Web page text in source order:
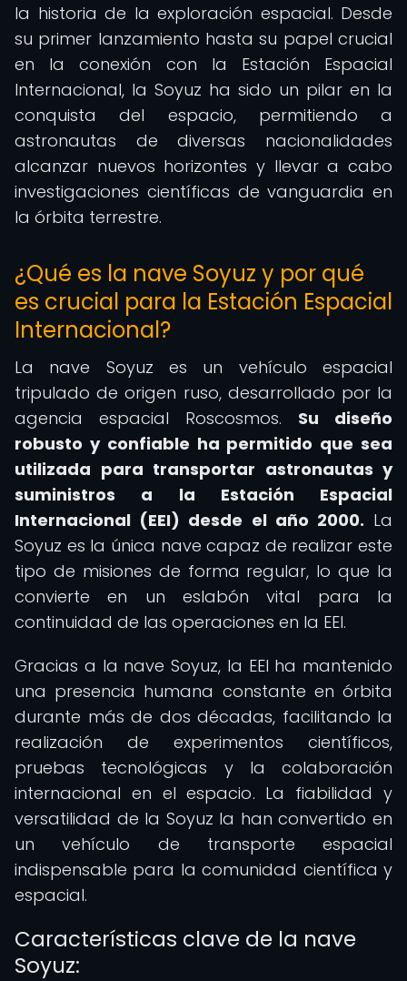
la historia de la exploración espacial. Desde
su primer lanzamiento hasta su papel crucial
en la conexión con la Estación Espacial
Internacional, la Soyuz ha sido un pilar en la
conquista del espacio, permitiendo a
astronautas de diversas nacionalidades
alcanzar nuevos horizontes y llevar a cabo
investigaciones científicas de vanguardia en
la órbita terrestre.
¿Qué es la nave Soyuz y por qué
es crucial para la Estación Espacial
Internacional?
La nave Soyuz es un vehículo espacial
tripulado de origen ruso, desarrollado por la
agencia espacial Roscosmos. Su diseño
robusto y confiable ha permitido que sea
utilizada para transportar astronautas y
suministros a la Estación Espacial
Internacional (EEI) desde el año 2000. La
Soyuz es la única nave capaz de realizar este
tipo de misiones de forma regular, lo que la
convierte en un eslabón vital para la
continuidad de las operaciones en la EEI.
Gracias a la nave Soyuz, la EEI ha mantenido
una presencia humana constante en órbita
durante más de dos décadas, facilitando la
realización de experimentos científicos,
pruebas tecnológicas y la colaboración
internacional en el espacio. La fiabilidad y
versatilidad de la Soyuz la han convertido en
un vehículo de transporte espacial
indispensable para la comunidad científica y
espacial.
Características clave de la nave
Soyuz: